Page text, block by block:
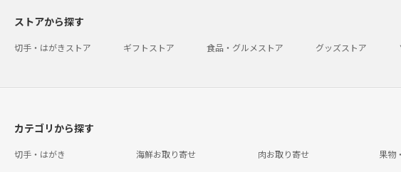
ストアから探す
切手・はがきストア ギフトストア 食品・グルメストア グッズストア
カテゴリから探す
切手・はがき 海鮮お取り寄せ 肉お取り寄せ 果物